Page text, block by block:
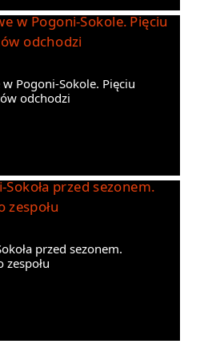
Pogoni-Sokole. Pięciu
odchodzi
przed sezonem.
zespołu